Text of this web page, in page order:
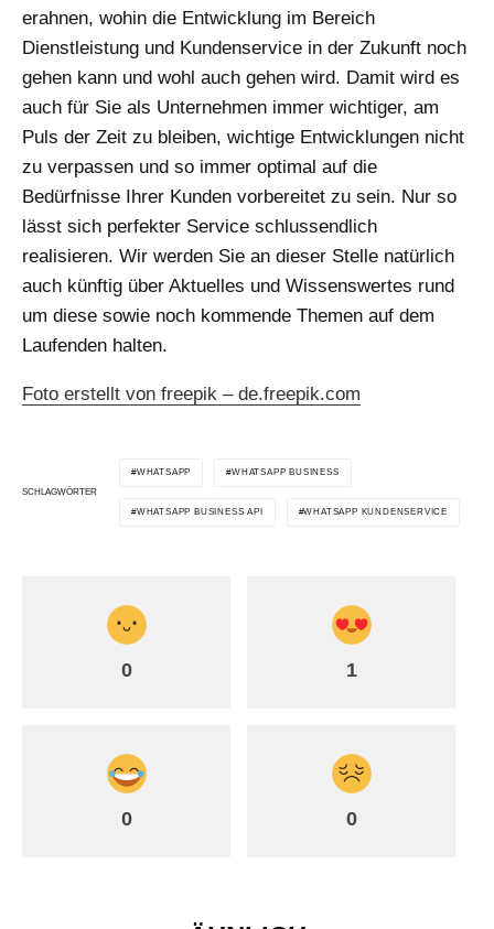
erahnen, wohin die Entwicklung im Bereich
Dienstleistung und Kundenservice in der Zukunft noch
gehen kann und wohl auch gehen wird. Damit wird es
auch für Sie als Unternehmen immer wichtiger, am
Puls der Zeit zu bleiben, wichtige Entwicklungen nicht
zu verpassen und so immer optimal auf die
Bedürfnisse Ihrer Kunden vorbereitet zu sein. Nur so
lässt sich perfekter Service schlussendlich
realisieren. Wir werden Sie an dieser Stelle natürlich
auch künftig über Aktuelles und Wissenswertes rund
um diese sowie noch kommende Themen auf dem
Laufenden halten.
Foto erstellt von freepik – de.freepik.com
SCHLAGWÖRTER
WHATSAPP WHATSAPP BUSINESS
WHATSAPP BUSINESS API WHATSAPP KUNDENSERVICE
0 1
0 0